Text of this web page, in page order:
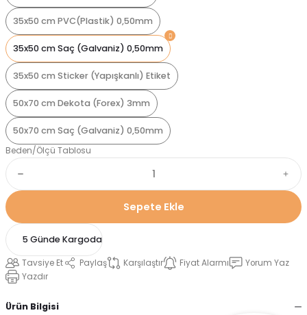
35x50 cm PVC(Plastik) 0,50mm
35x50 cm Saç (Galvaniz) 0,50mm
35x50 cm Sticker (Yapışkanlı) Etiket
50x70 cm Dekota (Forex) 3mm
50x70 cm Saç (Galvaniz) 0,50mm
Beden/Ölçü Tablosu
Sepete Ekle
5 Günde Kargoda
Tavsiye Et Paylaş Karşılaştır Fiyat Alarmı
Yorum Yaz
Yazdır
Ürün Bilgisi